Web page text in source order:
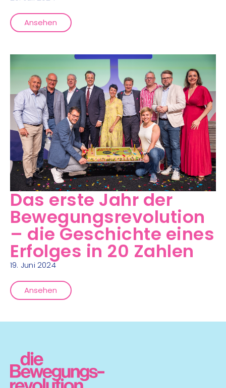
Ansehen
Das erste Jahr der
Bewegungsrevolution
– die Geschichte eines
Erfolges in 20 Zahlen
19. Juni 2024
Ansehen